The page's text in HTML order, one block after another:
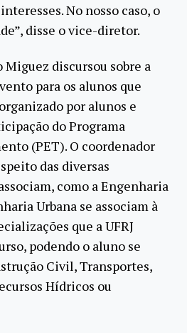
No nosso caso, o
disse o vice-diretor.
discursou sobre a
para os alunos que
por alunos e
do Programa
(PET). O coordenador
das diversas
como a Engenharia
Urbana se associam à
que a UFRJ
podendo o aluno se
Civil, Transportes,
Hídricos ou